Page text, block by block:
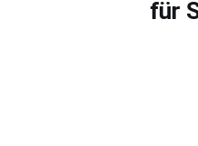
für